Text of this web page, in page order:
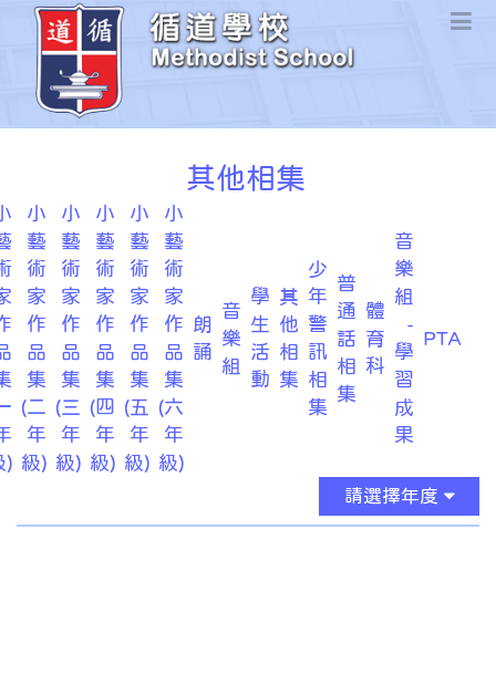
其他相集
)
小
藝
術
家
作
品
集
(二
年
級)
小
藝
術
家
作
品
集
(三
年
級)
小
藝
術
家
作
品
集
(四
年
級)
小
藝
術
家
作
品
集
(五
年
級)
小
藝
術
家
作
品
集
(六
年
級)
朗
誦
音
樂
組
學
生
活
動
其
他
相
集
少
年
警
訊
相
集
普
通
話
相
集
體
育
科
音
樂
組
-
學
習
成
果
PTA
請選擇年度